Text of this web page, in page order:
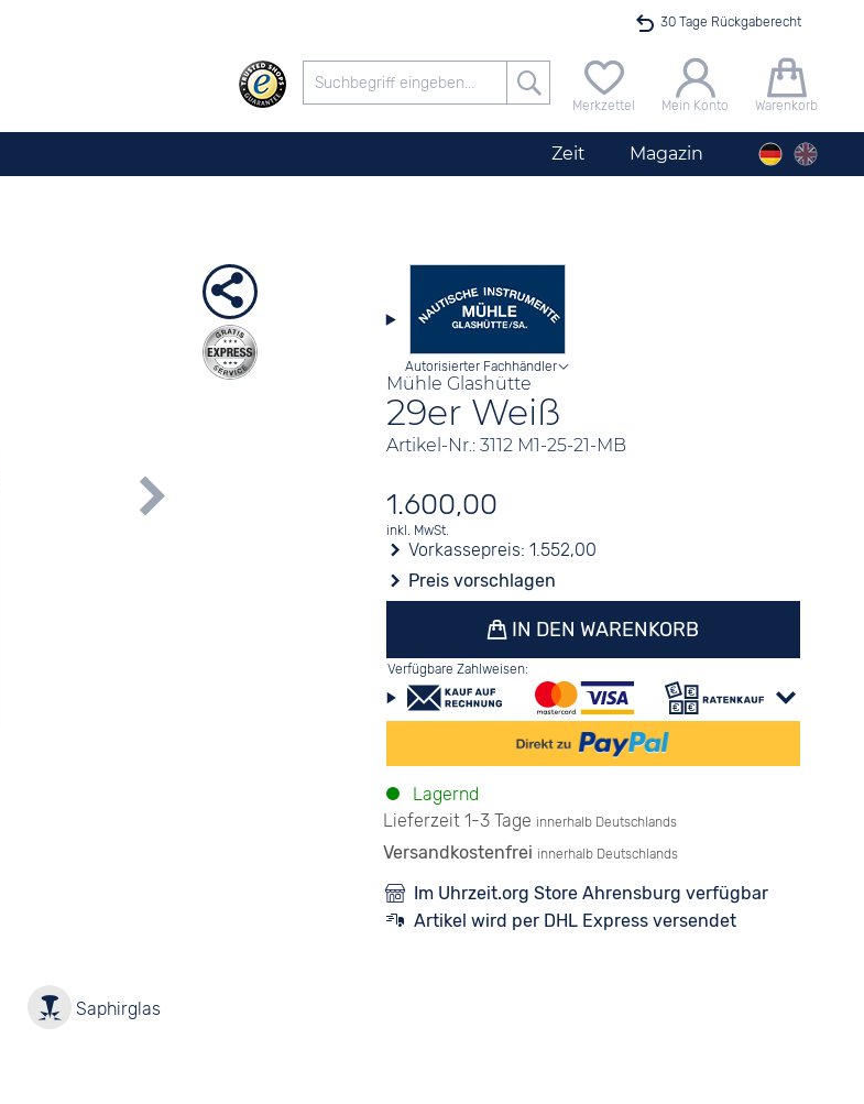
30 Tage Rückgaberecht
Versandkostenfrei ab 40 €
24h Expresslieferung
100 Tage Niedrigpreisgarantie
Merkzettel Mein Konto Warenkorb
Zeit Magazin
Mühle Glashütte
29er Weiß
Artikel-Nr.: 3112 M1-25-21-MB
Autorisierter Fachhändler
1.600,00
inkl. MwSt.
Vorkassepreis: 1.552,00
Preis vorschlagen
IN DEN WARENKORB
Verfügbare Zahlweisen:
Lagernd
Lieferzeit 1-3 Tage innerhalb Deutschlands
Versandkostenfrei innerhalb Deutschlands
Im Uhrzeit.org Store Ahrensburg verfügbar
Artikel wird per DHL Express versendet
Saphirglas